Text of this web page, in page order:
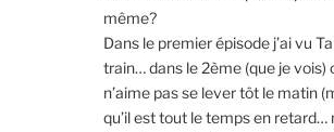
même?
Dans le premier épisode j’ai vu
train… dans le 2ème (que je vois)
n’aime pas se lever tôt le matin
qu’il est tout le temps en retard…